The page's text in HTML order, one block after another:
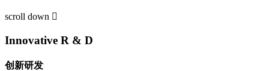
scroll down 
Innovative R & D
创新研发